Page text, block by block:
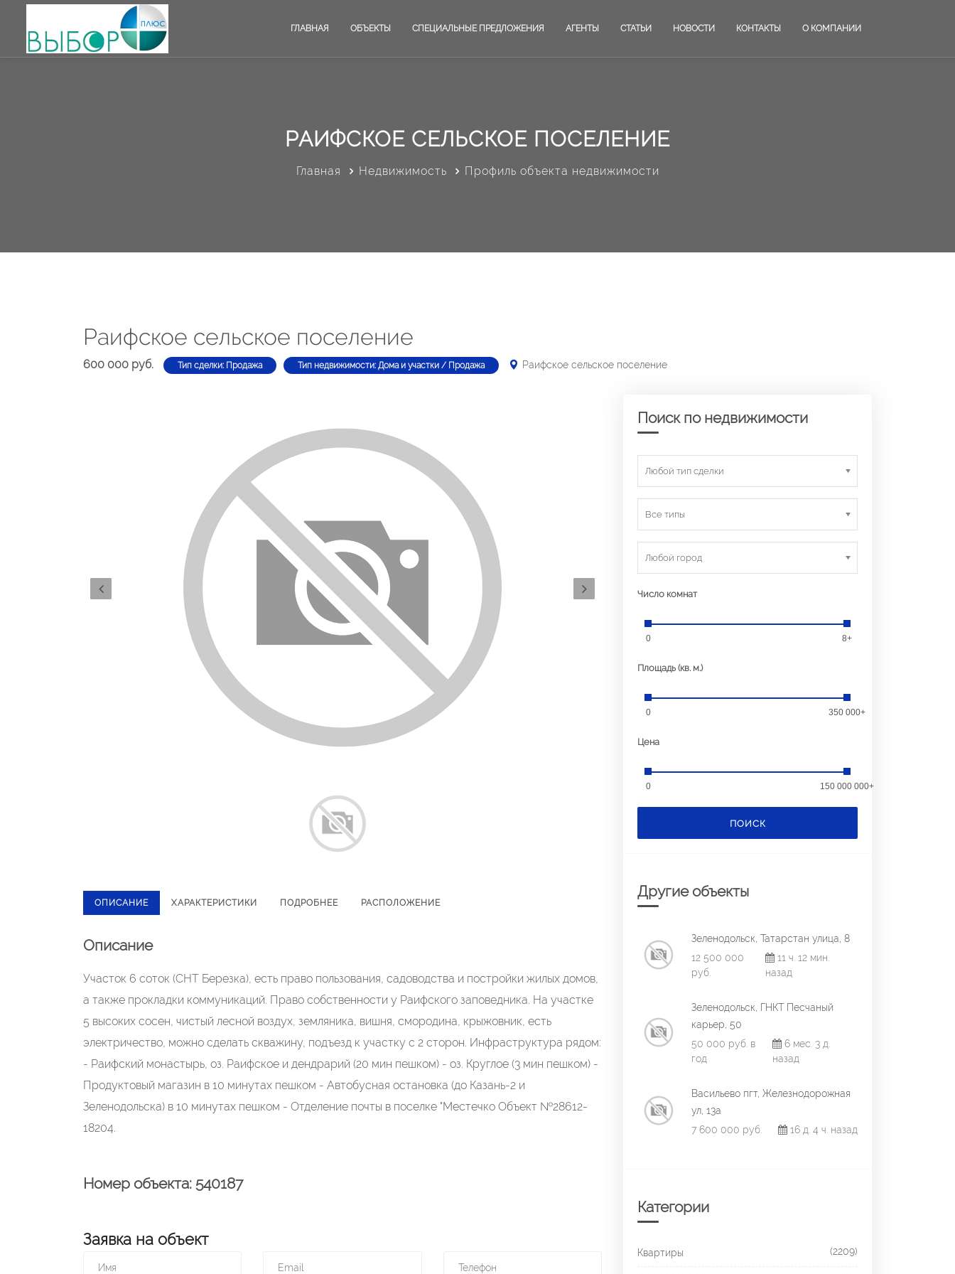
ГЛАВНАЯ ОБЪЕКТЫ СПЕЦИАЛЬНЫЕ ПРЕДЛОЖЕНИЯ АГЕНТЫ СТАТЬИ НОВОСТИ КОНТАКТЫ О КОМПАНИИ
РАИФСКОЕ СЕЛЬСКОЕ ПОСЕЛЕНИЕ
Главная Недвижимость Профиль объекта недвижимости
Раифское сельское поселение
600 000 руб. Тип сделки: Продажа Тип недвижимости: Дома и участки / Продажа Раифское сельское поселение
ОПИСАНИЕ ХАРАКТЕРИСТИКИ ПОДРОБНЕЕ РАСПОЛОЖЕНИЕ
Описание
Участок 6 соток (СНТ Березка), есть право пользования, садоводства и постройки жилых домов,
а также прокладки коммуникаций. Право собственности у Раифского заповедника. На участке
5 высоких сосен, чистый лесной воздух, земляника, вишня, смородина, крыжовник, есть
электричество, можно сделать скважину, подъезд к участку с 2 сторон. Инфраструктура рядом:
- Раифский монастырь, оз. Раифское и дендрарий (20 мин пешком) - оз. Круглое (3 мин пешком) -
Продуктовый магазин в 10 минутах пешком - Автобусная остановка (до Казань-2 и
Зеленодольска) в 10 минутах пешком - Отделение почты в поселке "Местечко Объект №28612-
18204.
Номер объекта: 540187
Заявка на объект
Поиск по недвижимости
Любой тип сделки
Все типы
Любой город
Число комнат
0 8+
Площадь (кв. м.)
0 350 000+
Цена
0 150 000 000+
ПОИСК
Другие объекты
Зеленодольск, Татарстан улица, 8
12 500 000
руб.
11 ч. 12 мин.
назад
Зеленодольск, ГНКТ Песчаный
карьер, 50
50 000 руб. в
год
6 мес. 3 д.
назад
Васильево пгт, Железнодорожная
ул, 13а
7 600 000 руб.
16 д. 4 ч. назад
Категории
Квартиры (2209)